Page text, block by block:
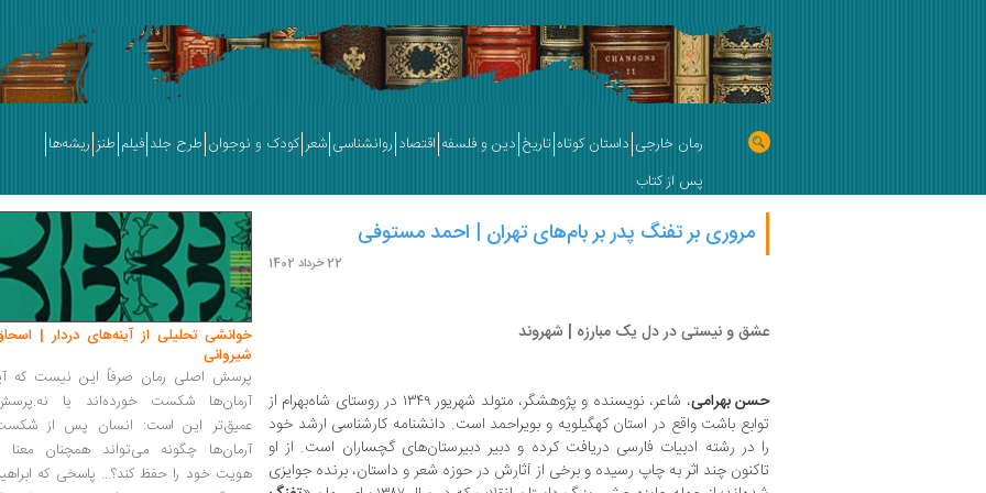
رمان خارجی داستان کوتاه تاریخ دین و فلسفه اقتصاد روانشناسی شعر کودک و نوجوان طرح جلد فیلم طنز ریشه‌ها
پس از کتاب
مروری بر تفنگ پدر بر بام‌های تهران | احمد مستوفی
22 خرداد 1402
عشق و نیستی در دل یک مبارزه | شهروند
حسن بهرامی
، شاعر، نویسنده و پژوهشگر، متولد شهریور ۱۳۴۹ در روستای شاه‌بهرام از
توابع باشت واقع در استان کهگیلویه و بویراحمد است. دانشنامه کارشناسی‌ ارشد خود
را در رشته ادبیات فارسی دریافت کرده و دبیر دبیرستان‌های گچساران است. از او
تاکنون چند اثر به چاپ رسیده و برخی از آثارش در حوزه شعر و داستان، برنده جوایزی
خوانشی تحلیلی از آینه‌های دردار |
شیروانی
پرسش اصلی رمان صرفاً این نیست که
آرمان‌ها شکست خورده‌اند یا
عمیق‌تر این است: انسان پس از
آرمان‌ها چگونه می‌تواند همچنان معنا
هویت خود را حفظ کند؟... پاسخی که